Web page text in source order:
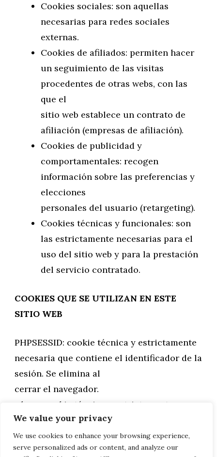
We value your privacy
We use cookies to enhance your browsing experience,
serve personalized ads or content, and analyze our
Cookies sociales: son aquellas
necesarias para redes sociales
externas.
Cookies de afiliados: permiten hacer
un seguimiento de las visitas
procedentes de otras webs, con las
que el
sitio web establece un contrato de
afiliación (empresas de afiliación).
Cookies de publicidad y
comportamentales: recogen
información sobre las preferencias y
elecciones
personales del usuario (retargeting).
Cookies técnicas y funcionales: son
las estrictamente necesarias para el
uso del sitio web y para la prestación
del servicio contratado.
COOKIES QUE SE UTILIZAN EN ESTE
SITIO WEB
PHPSESSID: cookie técnica y estrictamente
necesaria que contiene el identificador de la
sesión. Se elimina al
cerrar el navegador.
_lang: cookie técnica y estrictamente
necesaria que contiene el idioma de la
sesión. Se elimina al cerrar el
navegador.